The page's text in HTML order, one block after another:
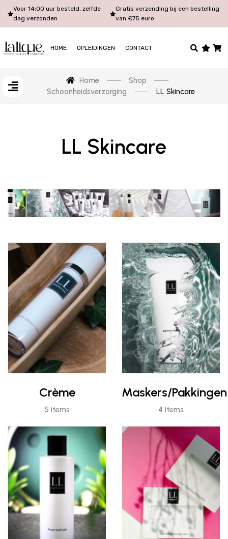
Voor 14:00 uur besteld, zelfde
dag verzonden
Gratis verzending bij een bestelling
van €75 euro
HOME OPLEIDINGEN CONTACT
Home
Shop
Schoonheidsverzorging
LL Skincare
LL Skincare
Crème
5 items
Maskers/Pakkingen
4 items